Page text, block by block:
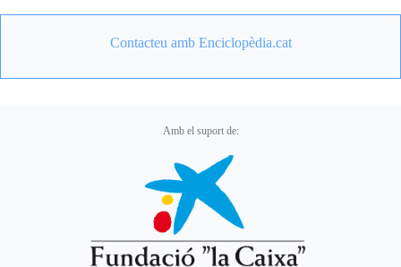
Contacteu amb Enciclopèdia.cat
Amb el suport de: